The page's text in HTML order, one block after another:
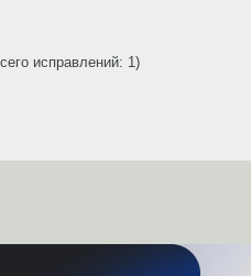
исправлений: 1)